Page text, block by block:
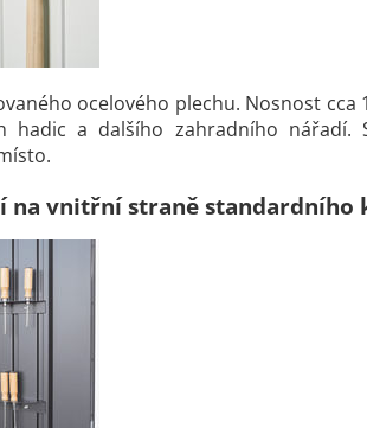
ocelového plechu. Nosnost cca
hadic a dalšího zahradního nářadí.
na vnitřní straně standardního